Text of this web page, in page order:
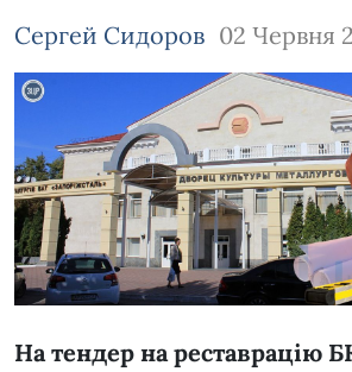
Сергей Сидоров 02 Червня
Зображення завантажується
На тендер на реставрацію